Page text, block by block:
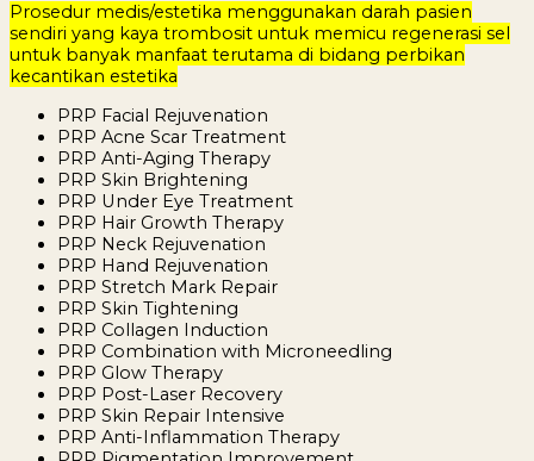
Prosedur medis/estetika menggunakan darah pasien
sendiri yang kaya trombosit untuk memicu regenerasi sel
untuk banyak manfaat terutama di bidang perbikan
kecantikan estetika
PRP Facial Rejuvenation
PRP Acne Scar Treatment
PRP Anti-Aging Therapy
PRP Skin Brightening
PRP Under Eye Treatment
PRP Hair Growth Therapy
PRP Neck Rejuvenation
PRP Hand Rejuvenation
PRP Stretch Mark Repair
PRP Skin Tightening
PRP Collagen Induction
PRP Combination with Microneedling
PRP Glow Therapy
PRP Post-Laser Recovery
PRP Skin Repair Intensive
PRP Anti-Inflammation Therapy